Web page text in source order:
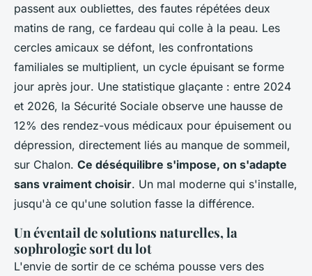
passent aux oubliettes, des fautes répétées deux
matins de rang, ce fardeau qui colle à la peau. Les
cercles amicaux se défont, les confrontations
familiales se multiplient, un cycle épuisant se forme
jour après jour. Une statistique glaçante : entre 2024
et 2026, la Sécurité Sociale observe une hausse de
12% des rendez-vous médicaux pour épuisement ou
dépression, directement liés au manque de sommeil,
sur Chalon. Ce déséquilibre s'impose, on s'adapte
sans vraiment choisir. Un mal moderne qui s'installe,
jusqu'à ce qu'une solution fasse la différence.
Un éventail de solutions naturelles, la
sophrologie sort du lot
L'envie de sortir de ce schéma pousse vers des